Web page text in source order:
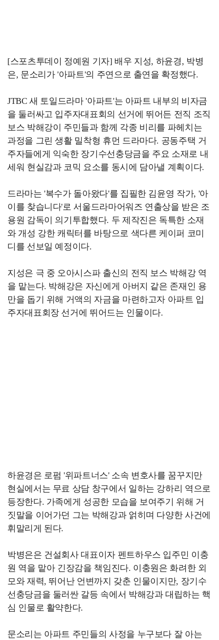
[스포츠투데이 정예원 기자] 배우 지성, 하윤경, 박병
은, 문소리가 '아파트'의 주연으로 출연을 확정했다.
JTBC 새 토일드라마 '아파트'는 아파트 내부의 비자금
을 둘러싸고 입주자대표회의 선거에 뛰어든 전직 조직
보스 박해강이 주민들과 함께 각종 비리를 파헤치는
과정을 그린 생활 밀착형 휴먼 드라마다. 공동주택 거
주자들에게 익숙한 장기수선충당금을 주요 소재로 내
세워 현실감과 코믹 요소를 동시에 담아낼 계획이다.
드라마는 '복수가 돌아왔다'를 집필한 김윤영 작가, '아
이를 찾습니다'로 서울드라마어워즈 연출상을 받은 조
용원 감독이 의기투합했다. 두 제작진은 독특한 소재
와 개성 강한 캐릭터를 바탕으로 색다른 케이퍼 코미
디를 선보일 예정이다.
지성은 극 중 오아시스파 출신의 전직 보스 박해강 역
을 맡는다. 박해강은 자신에게 아버지 같은 존재인 용
만을 돕기 위해 거액의 자금을 마련하고자 아파트 입
주자대표회장 선거에 뛰어드는 인물이다.
하윤경은 로펌 '위파트너스' 소속 변호사를 꿈꾸지만
현실에서는 무료 상담 창구에서 일하는 강하리 역으로
등장한다. 가족에게 성공한 모습을 보여주기 위해 거
짓말을 이어가던 그는 박해강과 얽히며 다양한 사건에
휘말리게 된다.
박병은은 건설회사 대표이자 펜트하우스 입주민 이충
원 역을 맡아 긴장감을 책임진다. 이충원은 화려한 외
모와 재력, 뛰어난 언변까지 갖춘 인물이지만, 장기수
선충당금을 둘러싼 갈등 속에서 박해강과 대립하는 핵
심 인물로 활약한다.
문소리는 아파트 주민들의 사정을 누구보다 잘 아는